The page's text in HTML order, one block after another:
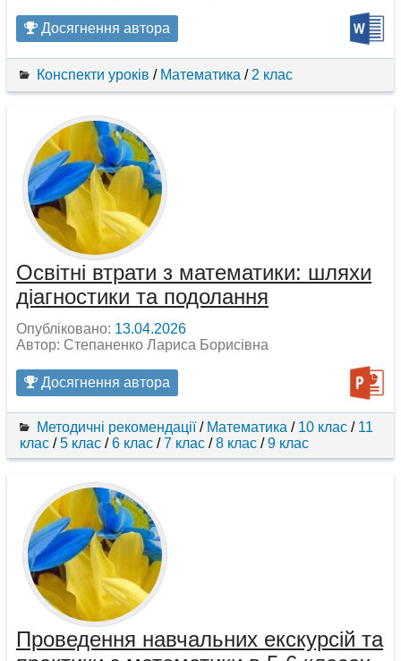
Досягнення автора
Конспекти уроків / Математика / 2 клас
Освітні втрати з математики: шляхи
діагностики та подолання
Опубліковано: 13.04.2026
Автор: Степаненко Лариса Борисівна
Досягнення автора
Методичні рекомендації/ Математика / 10 клас / 11
клас / 5 клас / 6 клас / 7 клас / 8 клас / 9 клас
Проведення навчальних екскурсій та